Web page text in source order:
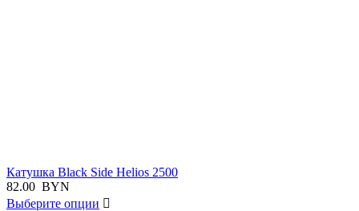
Катушка Black Side Helios 2500
82.00 BYN
Выберите опции 